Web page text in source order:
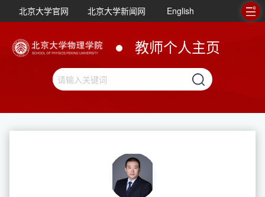
北京大学官网 北京大学新闻网 English
教师个人主页